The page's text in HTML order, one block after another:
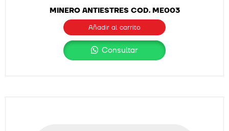
MINERO ANTIESTRES COD. ME003
Añadir al carrito
Consultar